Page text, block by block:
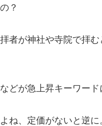
？
者が神社や寺院で拝
どが急上昇キーワード
ね、定価がないと逆に